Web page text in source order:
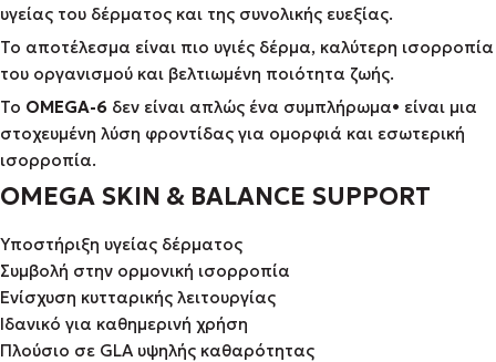
υγείας του δέρματος και της συνολικής ευεξίας.
Το αποτέλεσμα είναι πιο υγιές δέρμα, καλύτερη ισορροπία
του οργανισμού και βελτιωμένη ποιότητα ζωής.
Το OMEGA-6 δεν είναι απλώς ένα συμπλήρωμα• είναι μια
στοχευμένη λύση φροντίδας για ομορφιά και εσωτερική
ισορροπία.
OMEGA SKIN & BALANCE SUPPORT
Υποστήριξη υγείας δέρματος
Συμβολή στην ορμονική ισορροπία
Ενίσχυση κυτταρικής λειτουργίας
Ιδανικό για καθημερινή χρήση
Πλούσιο σε GLA υψηλής καθαρότητας